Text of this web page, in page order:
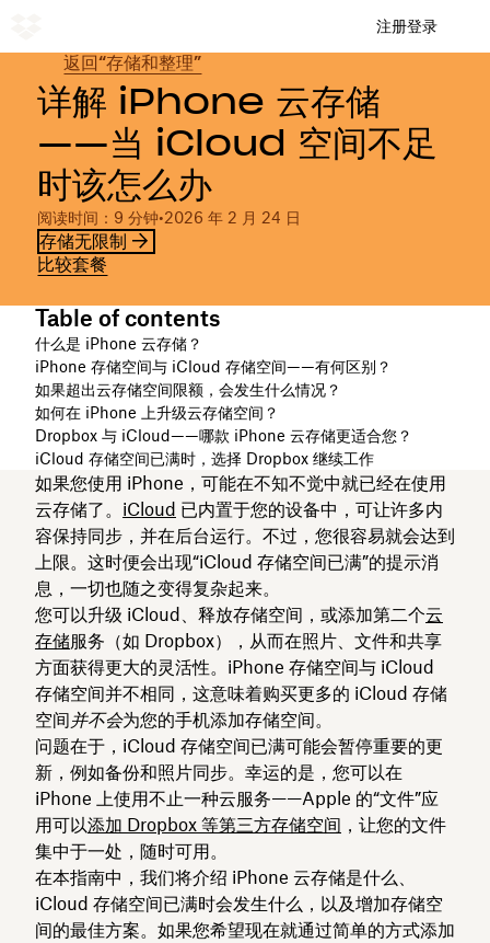
注册登录
返回“存储和整理”
详解 iPhone 云存储
——当 iCloud 空间不足
时该怎么办
阅读时间：9 分钟•2026 年 2 月 24 日
存储无限制
比较套餐
Table of contents
什么是 iPhone 云存储？
iPhone 存储空间与 iCloud 存储空间——有何区别？
如果超出云存储空间限额，会发生什么情况？
如何在 iPhone 上升级云存储空间？
Dropbox 与 iCloud——哪款 iPhone 云存储更适合您？
iCloud 存储空间已满时，选择 Dropbox 继续工作
如果您使用 iPhone，可能在不知不觉中就已经在使用
云存储了。 iCloud 已内置于您的设备中，可让许多内
容保持同步，并在后台运行。不过，您很容易就会达到
上限。这时便会出现“iCloud 存储空间已满”的提示消
息，一切也随之变得复杂起来。
您可以升级 iCloud、释放存储空间，或添加第二个云
存储服务（如 Dropbox），从而在照片、文件和共享
方面获得更大的灵活性。iPhone 存储空间与 iCloud
存储空间并不相同，这意味着购买更多的 iCloud 存储
空间并不会为您的手机添加存储空间。
问题在于，iCloud 存储空间已满可能会暂停重要的更
新，例如备份和照片同步。幸运的是，您可以在
iPhone 上使用不止一种云服务——Apple 的“文件”应
用可以添加 Dropbox 等第三方存储空间 ，让您的文件
集中于一处，随时可用。
在本指南中，我们将介绍 iPhone 云存储是什么、
iCloud 存储空间已满时会发生什么，以及增加存储空
间的最佳方案。如果您希望现在就通过简单的方式添加